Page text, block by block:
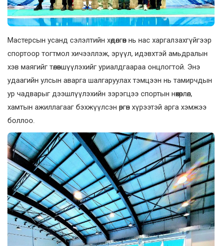
Мастерсын усанд сэлэлтийн хөдөлгөөн нь нас харгалзахгүйгээр
спортоор тогтмол хичээллэж, эрүүл, идэвхтэй амьдралын
хэв маягийг төлөвшүүлэхийг уриалдгаараа онцлогтой. Энэ
удаагийн улсын аварга шалгаруулах тэмцээн нь тамирчдын
ур чадварыг дээшлүүлэхийн зэрэгцээ спортын нөхөрлөл,
хамтын ажиллагааг бэхжүүлсэн өргөн хүрээтэй арга хэмжээ
боллоо.